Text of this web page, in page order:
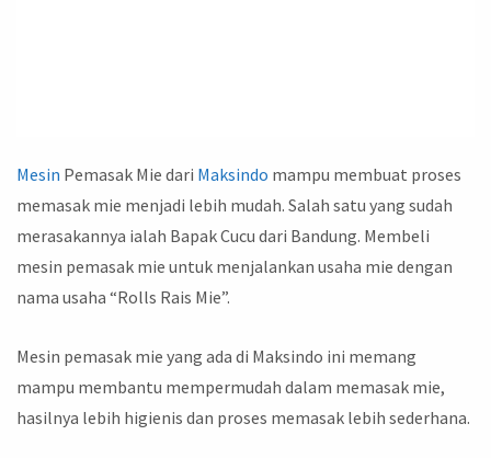
Mesin Pemasak Mie dari Maksindo mampu membuat proses
memasak mie menjadi lebih mudah. Salah satu yang sudah
merasakannya ialah Bapak Cucu dari Bandung. Membeli
mesin pemasak mie untuk menjalankan usaha mie dengan
nama usaha “Rolls Rais Mie”.
Mesin pemasak mie yang ada di Maksindo ini memang
mampu membantu mempermudah dalam memasak mie,
hasilnya lebih higienis dan proses memasak lebih sederhana.